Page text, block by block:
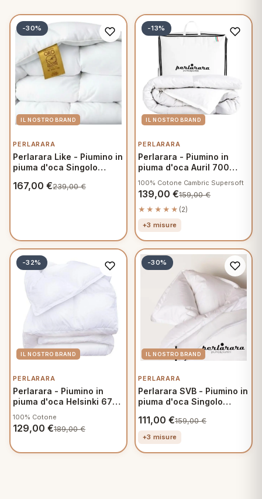
-30%
PERLARARA
Perlarara Like - Piumino in
piuma d'oca Singolo
167,00 €239,00€
-13%
PERLARARA
Perlarara - Piumino in
piuma d'oca Auril 700
155x215 cm - Spring
100% Cotone Cambric Supersoft
139,00 €159,00€
★★★★★ (2)
+3 misure
-32%
PERLARARA
Perlarara - Piumino in
piuma d'oca Helsinki 670
Winter Plus
100% Cotone
129,00 €189,00€
-30%
PERLARARA
Perlarara SVB - Piumino in
piuma d'oca Singolo
111,00 €159,00€
+3 misure